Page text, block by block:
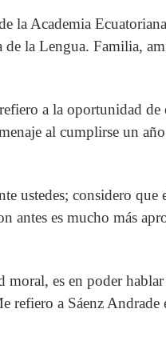
la Academia
de la Lengua. Familia,
a la oportunidad de
al cumplirse un
ustedes; considero que
antes es mucho más
moral, es en poder
refiero a Sáenz Andrade